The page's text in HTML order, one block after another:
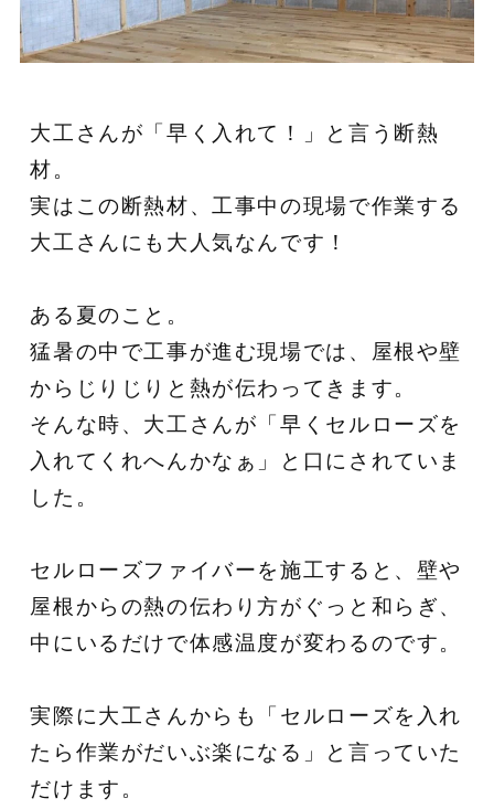
大工さんが「早く入れて！」と言う断熱
材。
実はこの断熱材、工事中の現場で作業する
大工さんにも大人気なんです！
ある夏のこと。
猛暑の中で工事が進む現場では、屋根や壁
からじりじりと熱が伝わってきます。
そんな時、大工さんが「早くセルローズを
入れてくれへんかなぁ」と口にされていま
した。
セルローズファイバーを施工すると、壁や
屋根からの熱の伝わり方がぐっと和らぎ、
中にいるだけで体感温度が変わるのです。
実際に大工さんからも「セルローズを入れ
たら作業がだいぶ楽になる」と言っていた
だけます。